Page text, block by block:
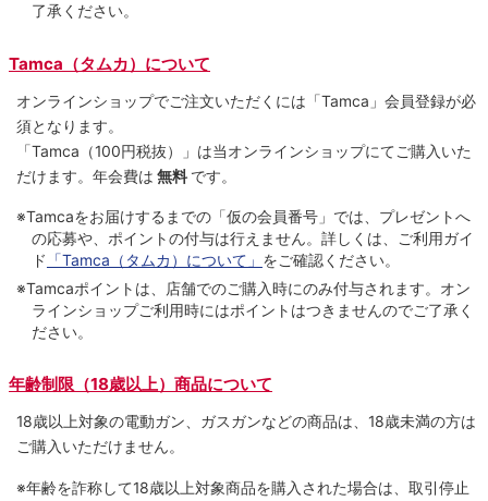
了承ください。
Tamca（タムカ）について
オンラインショップでご注⽂いただくには「Tamca」会員登録が必
須となります。
「Tamca （100円税抜）
」は当オンラインショップにてご購⼊いた
だけます。 年会費は 無料 です。
※Tamcaをお届けするまでの「仮の会員番号」では、プレゼントへ
の応募や、ポイントの付与は⾏えません。詳しくは、ご利⽤ガイ
ド 「Tamca（タムカ）について」 をご確認ください。
※Tamcaポイントは、店舗でのご購⼊時にのみ付与されます。オン
ラインショップご利用時にはポイントはつきませんのでご了承く
ださい。
年齢制限（18歳以上）商品について
18歳以上対象の電動ガン、ガスガンなどの商品は、18歳未満の方は
ご購入いただけません。
※年齢を詐称して18歳以上対象商品を購入された場合は、取引停止